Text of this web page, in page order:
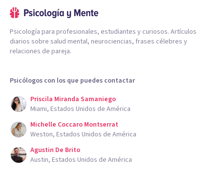
Psicología para profesionales, estudiantes y curiosos. Artículos
diarios sobre salud mental, neurociencias, frases célebres y
relaciones de pareja.
Psicólogos con los que puedes contactar
Priscila Miranda Samaniego
Miami, Estados Unidos de América
Michelle Coccaro Montserrat
Weston, Estados Unidos de América
Agustin De Brito
Austin, Estados Unidos de América